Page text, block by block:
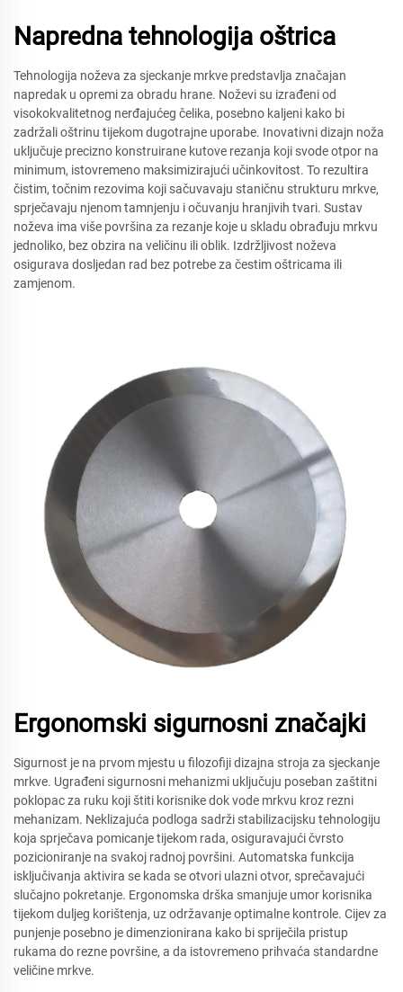
Napredna tehnologija oštrica
Tehnologija noževa za sjeckanje mrkve predstavlja značajan
napredak u opremi za obradu hrane. Noževi su izrađeni od
visokokvalitetnog nerđajućeg čelika, posebno kaljeni kako bi
zadržali oštrinu tijekom dugotrajne uporabe. Inovativni dizajn noža
uključuje precizno konstruirane kutove rezanja koji svode otpor na
minimum, istovremeno maksimizirajući učinkovitost. To rezultira
čistim, točnim rezovima koji sačuvavaju staničnu strukturu mrkve,
sprječavaju njenom tamnjenju i očuvanju hranjivih tvari. Sustav
noževa ima više površina za rezanje koje u skladu obrađuju mrkvu
jednoliko, bez obzira na veličinu ili oblik. Izdržljivost noževa
osigurava dosljedan rad bez potrebe za čestim oštricama ili
zamjenom.
Ergonomski sigurnosni značajki
Sigurnost je na prvom mjestu u filozofiji dizajna stroja za sjeckanje
mrkve. Ugrađeni sigurnosni mehanizmi uključuju poseban zaštitni
poklopac za ruku koji štiti korisnike dok vode mrkvu kroz rezni
mehanizam. Neklizajuća podloga sadrži stabilizacijsku tehnologiju
koja sprječava pomicanje tijekom rada, osiguravajući čvrsto
pozicioniranje na svakoj radnoj površini. Automatska funkcija
isključivanja aktivira se kada se otvori ulazni otvor, sprečavajući
slučajno pokretanje. Ergonomska drška smanjuje umor korisnika
tijekom duljeg korištenja, uz održavanje optimalne kontrole. Cijev za
punjenje posebno je dimenzionirana kako bi spriječila pristup
rukama do rezne površine, a da istovremeno prihvaća standardne
veličine mrkve.